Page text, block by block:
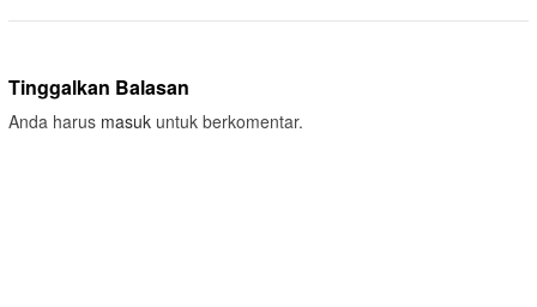
Tinggalkan Balasan
Anda harus masuk untuk berkomentar.